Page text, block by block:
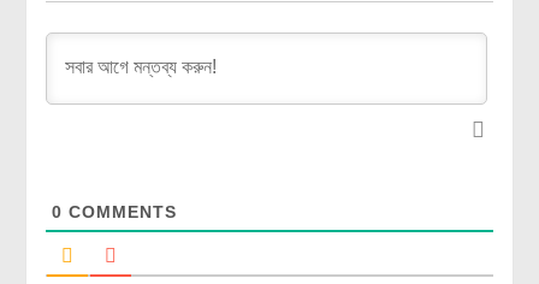
0 COMMENTS